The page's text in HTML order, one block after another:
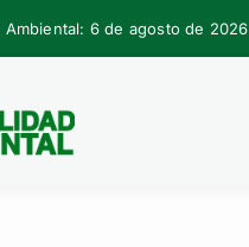
6 de agosto de 2026